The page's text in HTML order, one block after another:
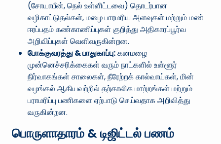
(சோயாபீன், நெல் உள்ளிட்டவை) தொடர்பான
வழிகாட்டுதல்கள், மழை பாரமரிய அளவுகள் மற்றும் மண்
ஈரப்பதம் கண்காணிப்புகள் குறித்து அதிகாரப்பூர்வ
அறிவிப்புகள் வெளிவருகின்றன.
போக்குவரத்து & பாதுகாப்பு:கனமழை
முன்னெச்சரிக்கைகள் வரும் நாட்களில் உள்ளூர்
நிர்வாகங்கள் சாலைகள், நீரேற்றக் கால்வாய்கள், மின்
வழங்கல் ஆகியவற்றில் தற்காலிக மாற்றங்கள் மற்றும்
பராமரிப்பு பணிகளை ஏற்பாடு செய்வதாக அறிவித்து
வருகின்றன.
பொருளாதாரம் & டிஜிட்டல் பணம்